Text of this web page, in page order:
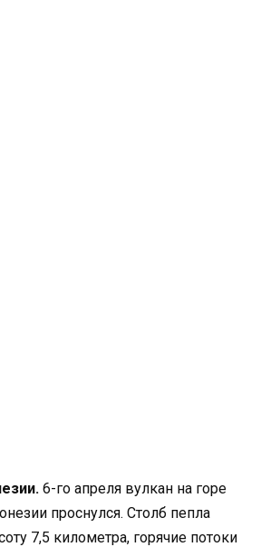
6-го апреля вулкан на горе
проснулся. Столб пепла
7,5 километра, горячие потоки